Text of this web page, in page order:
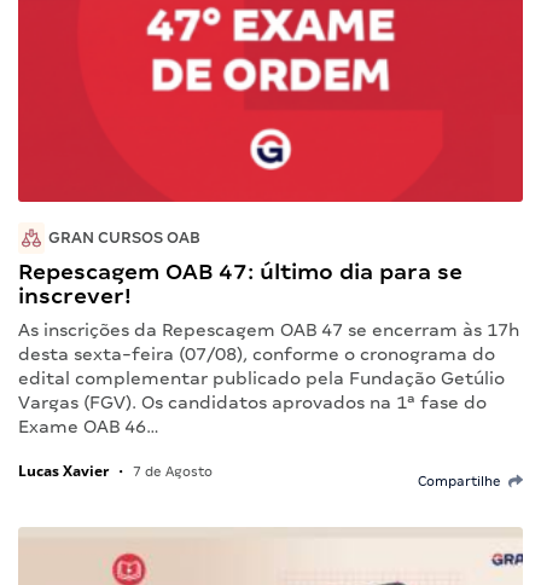
GRAN CURSOS OAB
Repescagem OAB 47: último dia para se
inscrever!
As inscrições da Repescagem OAB 47 se encerram às 17h
desta sexta-feira (07/08), conforme o cronograma do
edital complementar publicado pela Fundação Getúlio
Vargas (FGV). Os candidatos aprovados na 1ª fase do
Exame OAB 46…
Lucas Xavier • 7 de Agosto
Compartilhe